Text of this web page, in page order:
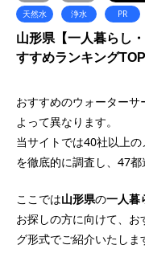
天然水
浄水 PR
山形県【一人暮らし
すすめランキング
おすすめのウォーターサ
よって異なります。
当サイトでは40社以上
を徹底的に調査し、47都
ここでは山形県の一人暮
お探しの方に向けて、
グ形式でご紹介いたしま